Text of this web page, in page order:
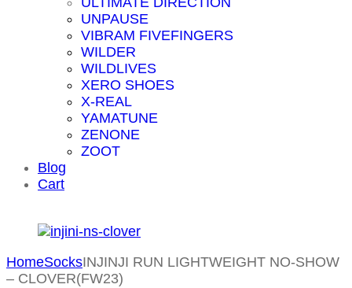
UNPAUSE
VIBRAM FIVEFINGERS
WILDER
WILDLIVES
XERO SHOES
X-REAL
YAMATUNE
ZENONE
ZOOT
Blog
Cart
HomeSocksINJINJI RUN LIGHTWEIGHT NO-SHOW
– CLOVER(FW23)